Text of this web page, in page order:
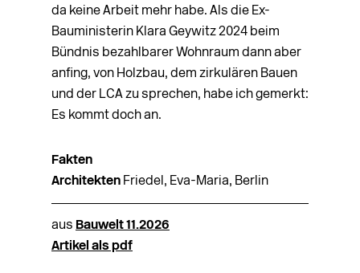
da keine Arbeit mehr habe. Als die Ex-
Bauministerin Klara Geywitz 2024 beim
Bündnis bezahlbarer Wohnraum dann aber
anfing, von Holzbau, dem zirkulären Bauen
und der LCA zu sprechen, habe ich gemerkt:
Es kommt doch an.
Fakten
Architekten Friedel, Eva-Maria, Berlin
aus Bauwelt 11.2026
Artikel als pdf